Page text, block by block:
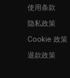
使用条款
隐私政策
Cookie 政策
退款政策